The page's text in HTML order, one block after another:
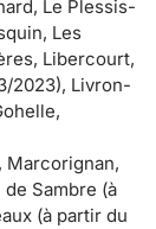
Le Plessis-
Les
Libercourt,
2023), Livron-
Marcorignan,
Sambre (à
(à partir du